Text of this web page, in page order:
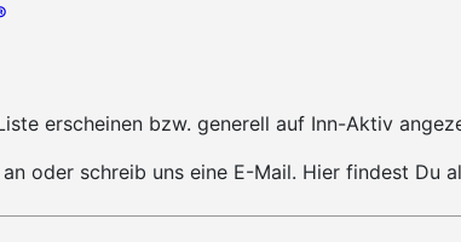
erscheinen bzw. generell auf Inn-Aktiv
oder schreib uns eine E-Mail. Hier findest Du